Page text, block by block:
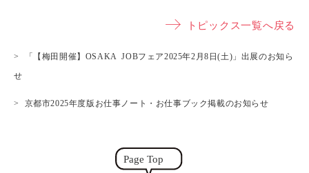
y
L
n
s
e
g
e
t
e
トピックス一覧へ戻る
「【梅田開催】OSAKA JOBフェア2025年2月8日(土)」出展のお知ら
せ
京都市2025年度版お仕事ノート・お仕事ブック掲載のお知らせ